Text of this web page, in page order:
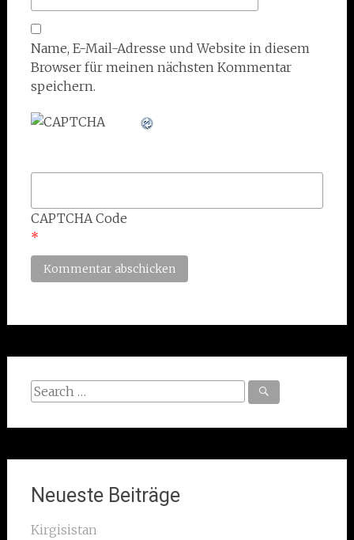
Name, E-Mail-Adresse und Website in diesem
Browser für meinen nächsten Kommentar
speichern.
CAPTCHA Code
*
Search
Neueste Beiträge
Kirgisistan